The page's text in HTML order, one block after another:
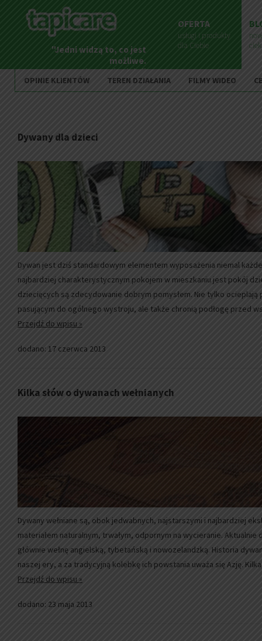
"Jedni widzą to, co jest
możliwe.
Inni to zmieniają."
OFERTA
usługi i produkty
dla Ciebie
OPINIE KLIENTÓW TEREN DZIAŁANIA FILMY WIDEO
Dywany dla dzieci
Dywan jest dziś standardowym elementem wyposażenia niemal
najbardziej charakterystycznym pokojem w mieszkaniu jest pokój
dziecięcych są zdecydowanie dobrym pomysłem. Nie tylko
pasującym do ogólnego wystroju, ale także chronią podłogę przed
Przejdź do wpisu »
dodano: 17 czerwca 2013
Kilka słów o dywanach wełnianych
Dywany wełniane są, obok jedwabnych, najstarszymi i najbardziej
materiałem naturalnym, trwałym, odpornym na wycieranie.
głównie wełnę angielską, tybetańską i nowozelandzką. Historia
naszej ery, a za tradycyjną kolebkę ich powstania uważa się Azję.
Przejdź do wpisu »
dodano: 23 maja 2013